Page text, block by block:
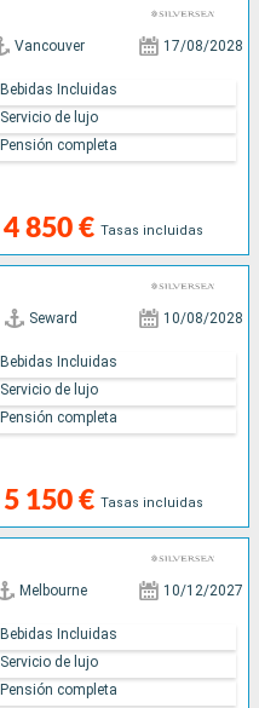
Vancouver 17/08/2028
4 850 € Tasas incluidas
Bebidas Incluidas
Servicio de lujo
Pensión completa
Seward 10/08/2028
5 150 € Tasas incluidas
Bebidas Incluidas
Servicio de lujo
Pensión completa
Melbourne 10/12/2027
Bebidas Incluidas
Servicio de lujo
Pensión completa